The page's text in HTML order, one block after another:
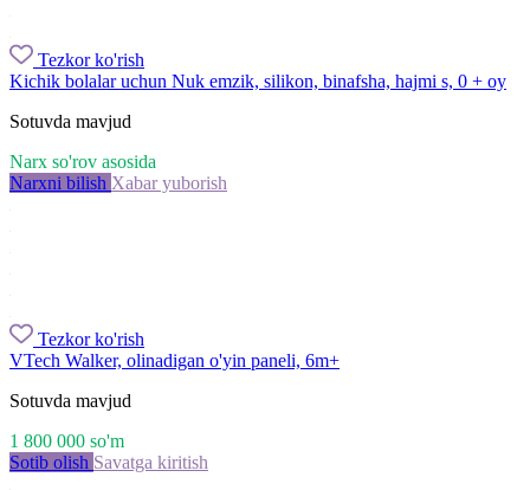
Tezkor ko'rish
Kichik bolalar uchun Nuk emzik, silikon, binafsha, hajmi s, 0 + oy
Sotuvda mavjud
Narx so'rov asosida
Narxni bilish Xabar yuborish
Tezkor ko'rish
VTech Walker, olinadigan o'yin paneli, 6m+
Sotuvda mavjud
1 800 000 so'm
Sotib olish Savatga kiritish